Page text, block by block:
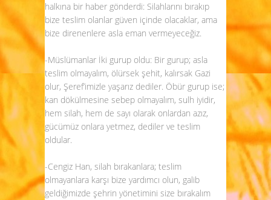
halkına bir haber gönderdi: Silahlarını bırakıp
bize teslim olanlar güven içinde olacaklar, ama
bize direnenlere asla eman vermeyeceğiz.
-Müslümanlar İki gurup oldu: Bir gurup; asla
teslim olmayalım, ölürsek şehit, kalırsak Gazi
olur, Şeref’imizle yaşarız dediler. Öbür gurup ise;
kan dökülmesine sebep olmayalım, sulh iyidir,
hem silah, hem de sayı olarak onlardan azız,
gücümüz onlara yetmez, dediler ve teslim
oldular.
-Cengiz Han, silah bırakanlara; teslim
olmayanlara karşı bize yardımcı olun, galib
geldiğimizde şehrin yönetimini size bırakalım